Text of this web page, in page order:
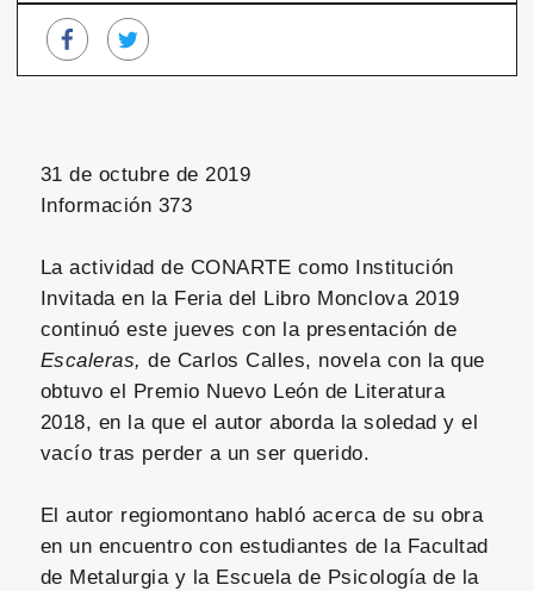
31 de octubre de 2019
Información 373
La actividad de CONARTE como Institución
Invitada en la Feria del Libro Monclova 2019
continuó este jueves con la presentación de
Escaleras,de Carlos Calles, novela con la que
obtuvo el Premio Nuevo León de Literatura
2018, en la que el autor aborda la soledad y el
vacío tras perder a un ser querido.
El autor regiomontano habló acerca de su obra
en un encuentro con estudiantes de la Facultad
de Metalurgia y la Escuela de Psicología de la